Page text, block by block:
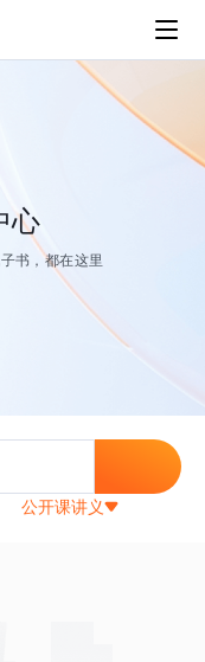
心
书，都在这里
公开课讲义